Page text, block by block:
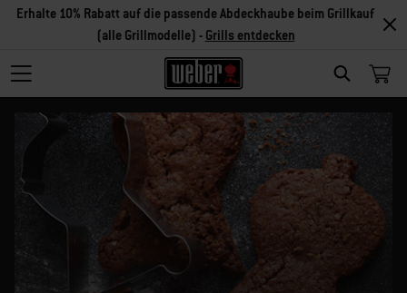
SEARCH
Erhalte 10% Rabatt auf die passende Abdeckhaube beim Grillkauf
(alle Grillmodelle) - Grills entdecken